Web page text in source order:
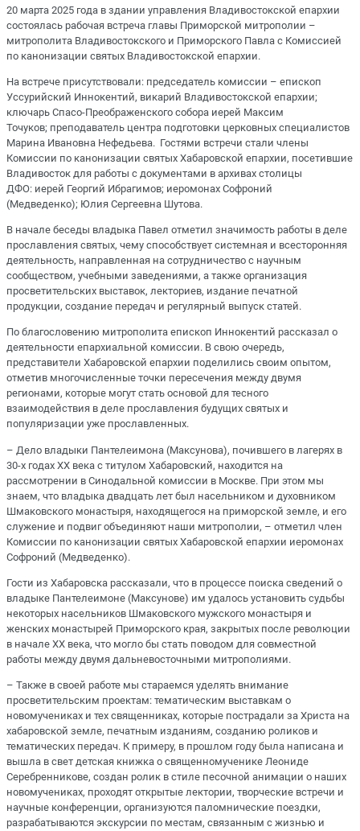
20 марта 2025 года в здании управления Владивостокской епархии
состоялась рабочая встреча главы Приморской митрополии –
митрополита Владивостокского и Приморского Павла с Комиссией
по канонизации святых Владивостокской епархии.
На встрече присутствовали: председатель комиссии – епископ
Уссурийский Иннокентий, викарий Владивостокской епархии;
ключарь Спасо-Преображенского собора иерей Максим
Точуков; преподаватель центра подготовки церковных специалистов
Марина Ивановна Нефедьева. Гостями встречи стали члены
Комиссии по канонизации святых Хабаровской епархии, посетившие
Владивосток для работы с документами в архивах столицы
ДФО: иерей Георгий Ибрагимов; иеромонах Софроний
(Медведенко); Юлия Сергеевна Шутова.
В начале беседы владыка Павел отметил значимость работы в деле
прославления святых, чему способствует системная и всесторонняя
деятельность, направленная на сотрудничество с научным
сообществом, учебными заведениями, а также организация
просветительских выставок, лекториев, издание печатной
продукции, создание передач и регулярный выпуск статей.
По благословению митрополита епископ Иннокентий рассказал о
деятельности епархиальной комиссии. В свою очередь,
представители Хабаровской епархии поделились своим опытом,
отметив многочисленные точки пересечения между двумя
регионами, которые могут стать основой для тесного
взаимодействия в деле прославления будущих святых и
популяризации уже прославленных.
– Дело владыки Пантелеимона (Максунова), почившего в лагерях в
30-х годах XX века с титулом Хабаровский, находится на
рассмотрении в Синодальной комиссии в Москве. При этом мы
знаем, что владыка двадцать лет был насельником и духовником
Шмаковского монастыря, находящегося на приморской земле, и его
служение и подвиг объединяют наши митрополии, – отметил член
Комиссии по канонизации святых Хабаровской епархии иеромонах
Софроний (Медведенко).
Гости из Хабаровска рассказали, что в процессе поиска сведений о
владыке Пантелеимоне (Максунове) им удалось установить судьбы
некоторых насельников Шмаковского мужского монастыря и
женских монастырей Приморского края, закрытых после революции
в начале XX века, что могло бы стать поводом для совместной
работы между двумя дальневосточными митрополиями.
– Также в своей работе мы стараемся уделять внимание
просветительским проектам: тематическим выставкам о
новомучениках и тех священниках, которые пострадали за Христа на
хабаровской земле, печатным изданиям, созданию роликов и
тематических передач. К примеру, в прошлом году была написана и
вышла в свет детская книжка о священномученике Леониде
Серебренникове, создан ролик в стиле песочной анимации о наших
новомучениках, проходят открытые лектории, творческие встречи и
научные конференции, организуются паломнические поездки,
разрабатываются экскурсии по местам, связанным с жизнью и